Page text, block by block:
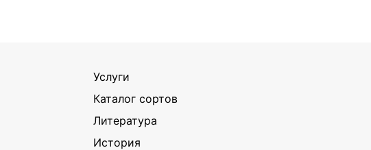
Услуги
Каталог сортов
Литература
История